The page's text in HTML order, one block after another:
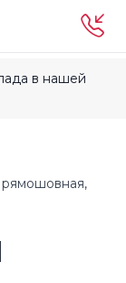
в нашей